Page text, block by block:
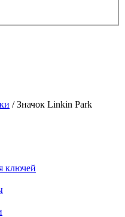
/Значок Linkin Park
ключей